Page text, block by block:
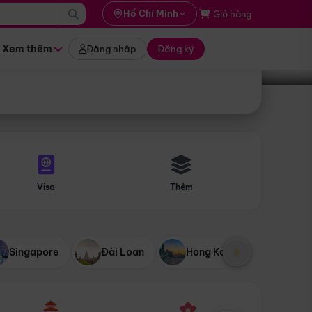
Hồ Chí Minh Giỏ hàng
Xem thêm Đăng nhập Đăng ký
Tìm tour
Visa Thêm
Singapore Đài Loan Hong Kong